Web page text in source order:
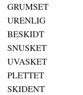
GRUMSET
URENLIG
BESKIDT
SNUSKET
UVASKET
PLETTET
SKIDENT